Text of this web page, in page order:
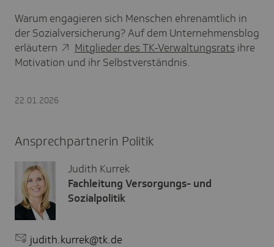
Warum engagieren sich Menschen ehrenamtlich in
der Sozialversicherung? Auf dem Unternehmensblog
erläutern
Mitglieder des TK-Verwaltungsrats ihre
Motivation und ihr Selbstverständnis.
22.01.2026
Ansprechpartnerin Politik
Judith Kurrek
Fachleitung Versorgungs- und
Sozialpolitik
judith.kurrek@tk.de